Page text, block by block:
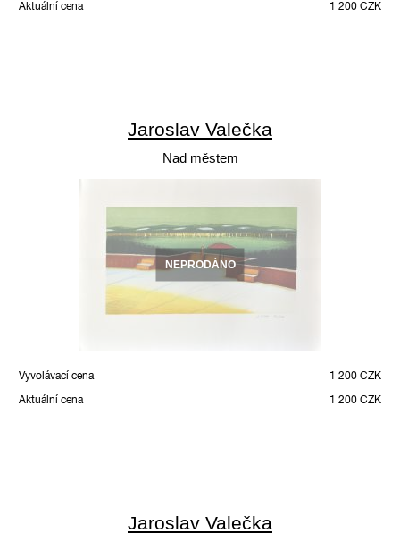
Aktuální cena 1 200 CZK
Jaroslav Valečka
Nad městem
NEPRODÁNO
Vyvolávací cena
1 200 CZK
Aktuální cena
1 200 CZK
Jaroslav Valečka